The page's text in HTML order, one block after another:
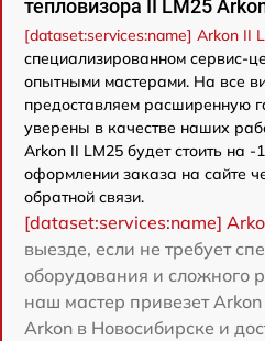
тепловизора II LM25
[dataset:services:name] Arkon II
специализированном сервис-
опытными мастерами. На все
предоставляем расширенную
уверены в качестве наших
Arkon II LM25 будет стоить на
оформлении заказа на сайте
обратной связи.
[dataset:services:name]
выезде, если не требует
оборудования и сложного
наш мастер привезет
Arkon в Новосибирске и